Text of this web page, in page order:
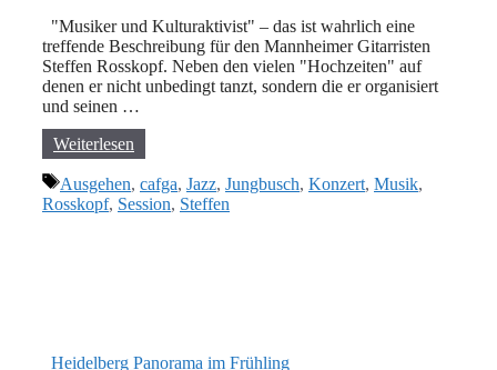
"Musiker und Kulturaktivist" – das ist wahrlich eine
treffende Beschreibung für den Mannheimer Gitarristen
Steffen Rosskopf. Neben den vielen "Hochzeiten" auf
denen er nicht unbedingt tanzt, sondern die er organisiert
und seinen …
Weiterlesen
Schlagwörter
Ausgehen, cafga, Jazz, Jungbusch, Konzert, Musik,
Rosskopf, Session, Steffen
Heidelberg Panorama im Frühling